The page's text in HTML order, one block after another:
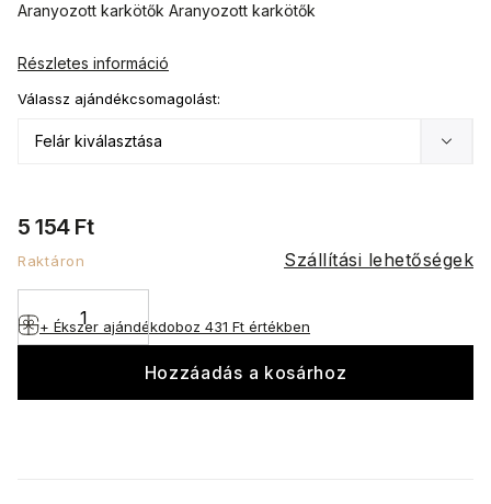
5 154 Ft
Raktáron Szállítási lehetőségek
Válassz ajándékcsomagolást:
Hozzáadás a kosárhoz
+ Ékszer ajándékdoboz 431 Ft értékben
Aranyozott karkötők Aranyozott karkötők
Részletes információ